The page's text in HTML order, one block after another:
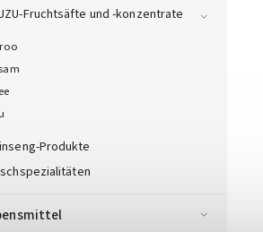
Fruchtsäfte und -konzentrate
Produkte